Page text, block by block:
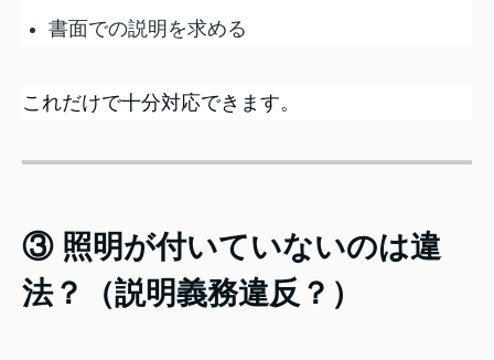
書面での説明を求める
これだけで十分対応できます。
③ 照明が付いていないのは違
法？（説明義務違反？）